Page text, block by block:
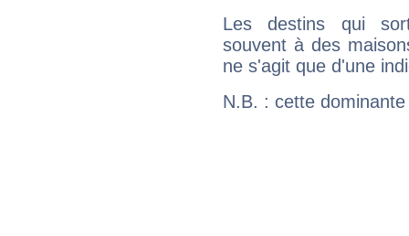
Les destins qui
souvent à des
ne s'agit que d'une
N.B. : cette